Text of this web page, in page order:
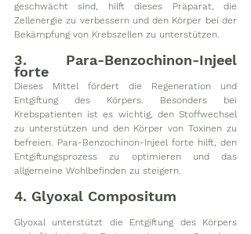
geschwächt sind, hilft dieses Präparat, die
Zellenergie zu verbessern und den Körper bei der
Bekämpfung von Krebszellen zu unterstützen.
3. Para-Benzochinon-Injeel
forte
Dieses Mittel fördert die Regeneration und
Entgiftung des Körpers. Besonders bei
Krebspatienten ist es wichtig, den Stoffwechsel
zu unterstützen und den Körper von Toxinen zu
befreien. Para-Benzochinon-Injeel forte hilft, den
Entgiftungsprozess zu optimieren und das
allgemeine Wohlbefinden zu steigern.
4. Glyoxal Compositum
Glyoxal unterstützt die Entgiftung des Körpers